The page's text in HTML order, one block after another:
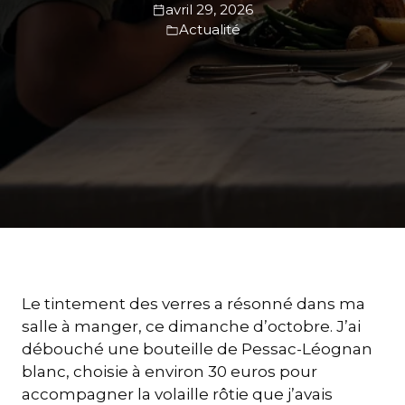
avril 29, 2026
Actualité
Le tintement des verres a résonné dans ma
salle à manger, ce dimanche d’octobre. J’ai
débouché une bouteille de Pessac-Léognan
blanc, choisie à environ 30 euros pour
accompagner la volaille rôtie que j’avais